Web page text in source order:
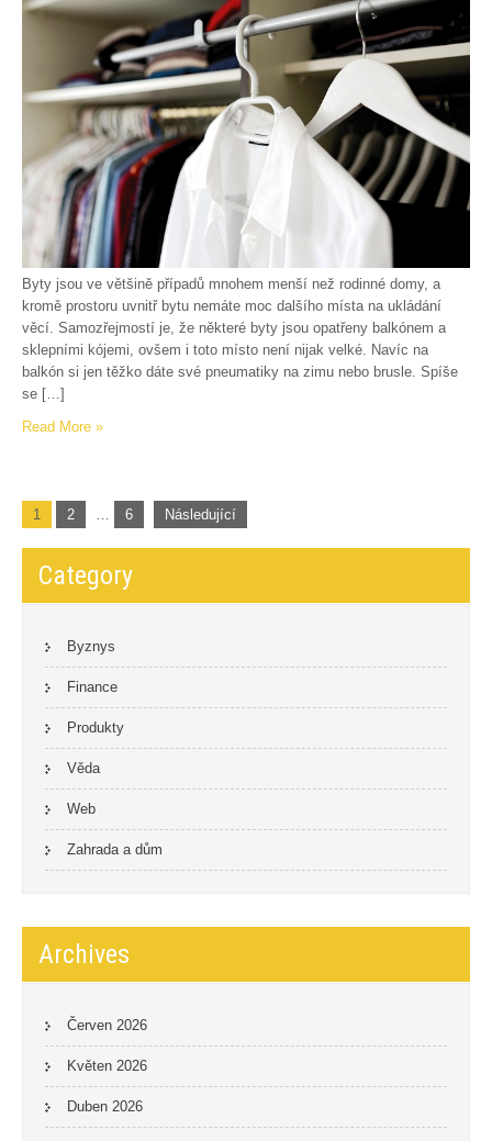
Byty jsou ve většině případů mnohem menší než rodinné domy, a
kromě prostoru uvnitř bytu nemáte moc dalšího místa na ukládání
věcí. Samozřejmostí je, že některé byty jsou opatřeny balkónem a
sklepními kójemi, ovšem i toto místo není nijak velké. Navíc na
balkón si jen těžko dáte své pneumatiky na zimu nebo brusle. Spíše
se […]
Read More »
Stránkování
příspěvků
1 2 … 6 Následující
Category
Byznys
Finance
Produkty
Věda
Web
Zahrada a dům
Archives
Červen 2026
Květen 2026
Duben 2026